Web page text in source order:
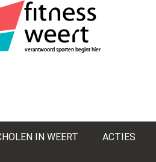
IN WEERT ACTIES